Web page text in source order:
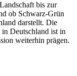
bis zur
ob Schwarz-Grün
darstellt. Die
Deutschland ist in
weiterhin prägen.